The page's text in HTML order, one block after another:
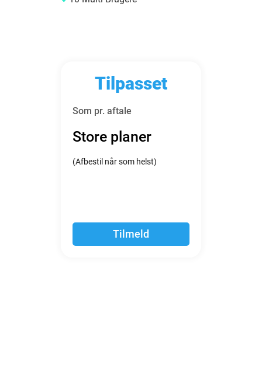
Tilpasset
Som pr. aftale
Store planer
(Afbestil når som helst)
Tilmeld